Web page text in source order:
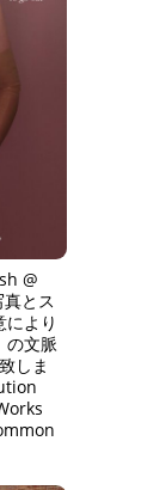
@
とス
より
の文脈
しま